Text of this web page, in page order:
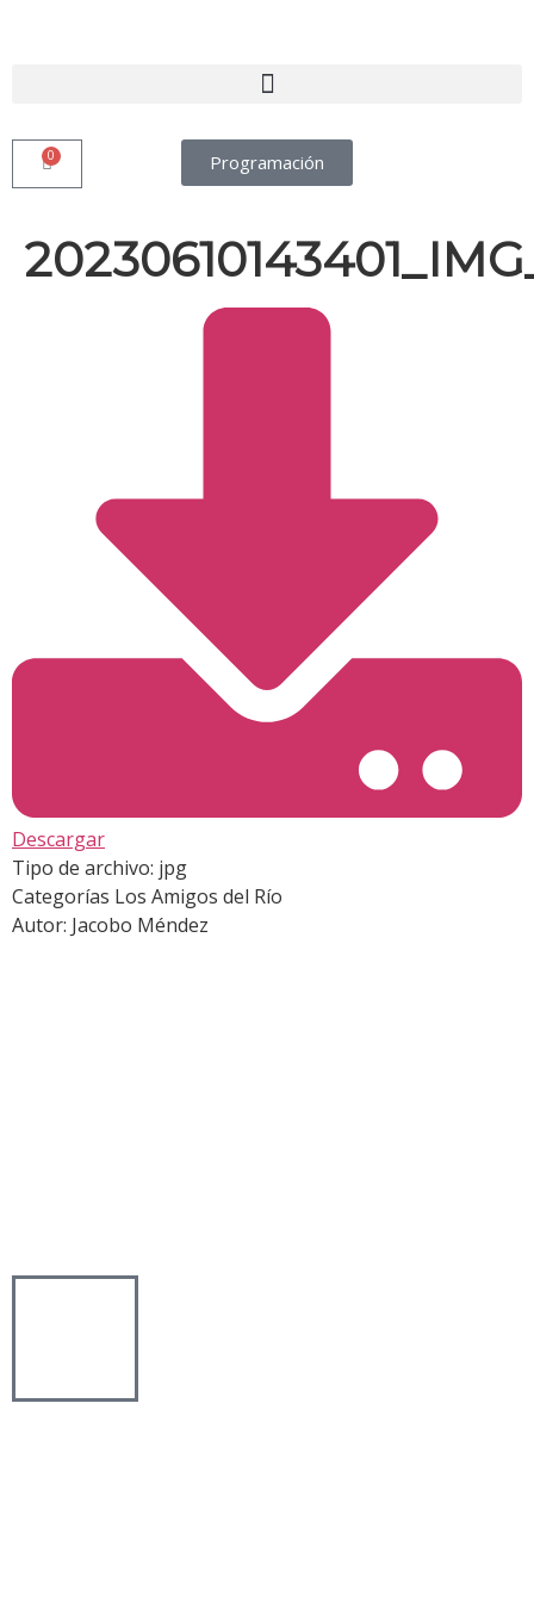
Programación
0
Descargar
Tipo de archivo: jpg
Categorías Los Amigos del Río
Autor: Jacobo Méndez